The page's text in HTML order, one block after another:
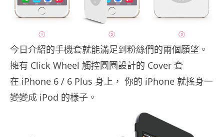
今日介紹的手機套就能滿足到粉絲們的兩個願望。
擁有 Click Wheel 觸控圓圈設計的 Cover 套
在 iPhone 6 / 6 Plus 身上， 你的 iPhone 就搖身一
變變成 iPod 的樣子。